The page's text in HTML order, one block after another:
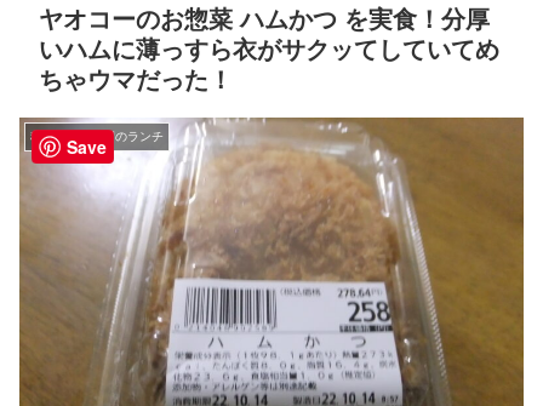
ヤオコーのお惣菜 ハムかつ を実食！分厚
いハムに薄っすら衣がサクッてしていてめ
ちゃウマだった！
稲城・稲城長沼のランチ
Save